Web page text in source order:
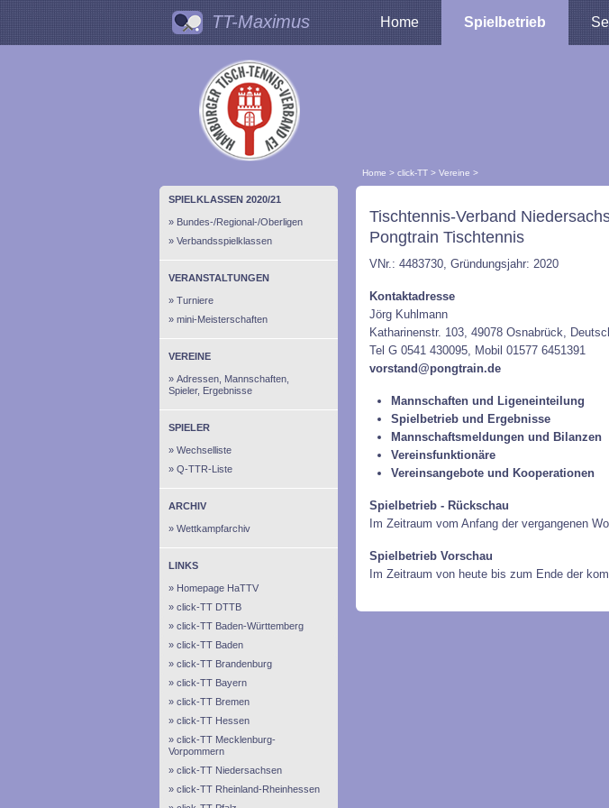
TT-Maximus Home Spielbetrieb
Home > click-TT > Vereine >
SPIELKLASSEN 2020/21
Bundes-/Regional-/Oberligen
Verbandsspielklassen
VERANSTALTUNGEN
Turniere
mini-Meisterschaften
VEREINE
Adressen, Mannschaften,
Spieler, Ergebnisse
SPIELER
Wechselliste
Q-TTR-Liste
ARCHIV
Wettkampfarchiv
LINKS
Homepage HaTTV
click-TT DTTB
click-TT Baden-Württemberg
click-TT Baden
click-TT Brandenburg
click-TT Bayern
click-TT Bremen
click-TT Hessen
click-TT Mecklenburg-
Vorpommern
click-TT Niedersachsen
click-TT Rheinland-Rheinhessen
Tischtennis-Verband
Pongtrain Tischtennis
VNr.: 4483730, Gründungsjahr: 2020
Kontaktadresse
Jörg Kuhlmann
Katharinenstr. 103, 49078 Osnabrück,
Tel G 0541 430095, Mobil 01577 6451391
vorstand@pongtrain.de
Mannschaften und Ligeneinteilung
Spielbetrieb und Ergebnisse
Mannschaftsmeldungen und Bilanzen
Vereinsfunktionäre
Vereinsangebote und Kooperationen
Spielbetrieb - Rückschau
Im Zeitraum vom Anfang der vergangenen
Spielbetrieb Vorschau
Im Zeitraum von heute bis zum Ende der